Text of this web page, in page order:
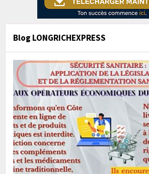
Blog LONGRICHEXPRESS